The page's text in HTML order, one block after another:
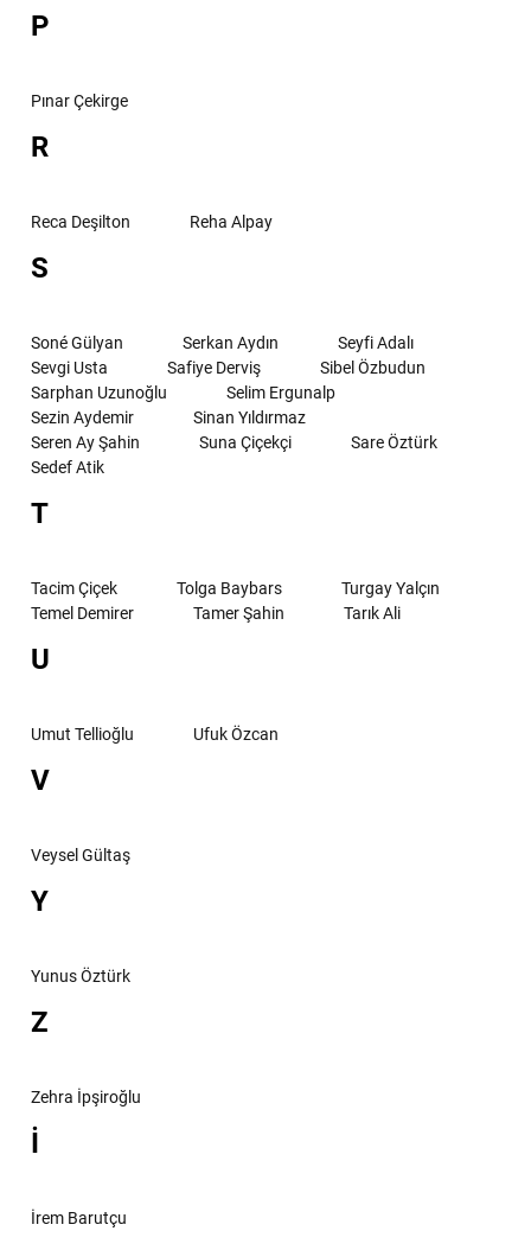
P
Pınar Çekirge
R
Reca Deşilton Reha Alpay
S
Soné Gülyan Serkan Aydın
Seyfi Adalı
Sevgi Usta
Safiye Derviş
Sibel Özbudun
Sarphan Uzunoğlu
Selim Ergunalp
Sezin Aydemir
Sinan Yıldırmaz
Seren Ay Şahin
Suna Çiçekçi
Sare Öztürk
Sedef Atik
T
Tacim Çiçek Tolga Baybars
Turgay Yalçın
Temel Demirer
Tamer Şahin Tarık Ali
U
Umut Tellioğlu Ufuk Özcan
V
Veysel Gültaş
Y
Yunus Öztürk
Z
Zehra İpşiroğlu
İ
İrem Barutçu